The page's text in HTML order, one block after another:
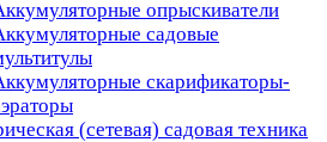
опрыскиватели
садовые
скарификаторы-
(сетевая) садовая техника